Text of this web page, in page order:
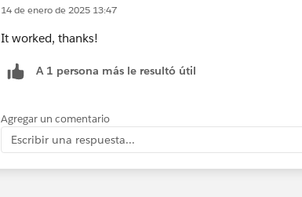
14 de enero de 2025 13:47
It worked, thanks!
A 1 persona más le resultó útil
Agregar un comentario
Escribir una respuesta...